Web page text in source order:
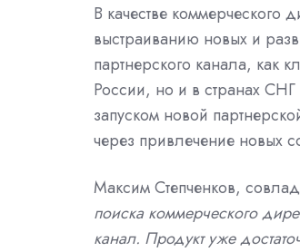
В качестве коммерческого
выстраиванию новых и
партнерского канала, как
России, но и в странах
запуском новой
через привлечение новых
Максим Степченков,
поиска коммерческого
канал. Продукт уже